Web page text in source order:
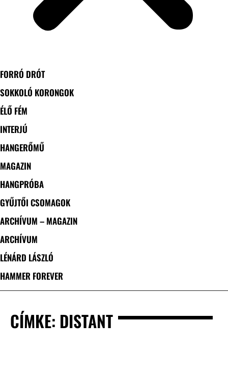
FORRÓ DRÓT
SOKKOLÓ KORONGOK
ÉLŐ FÉM
INTERJÚ
HANGERŐMŰ
MAGAZIN
HANGPRÓBA
GYŰJTŐI CSOMAGOK
ARCHÍVUM – MAGAZIN
ARCHÍVUM
LÉNÁRD LÁSZLÓ
HAMMER FOREVER
CÍMKE: DISTANT